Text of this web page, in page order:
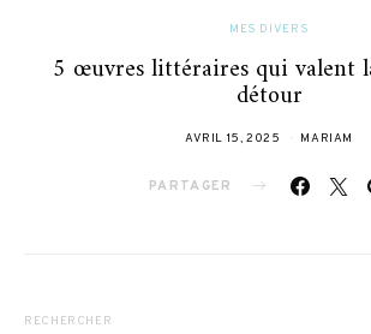
MES DIVERS
5 œuvres littéraires qui valent
détour
AVRIL 15, 2025 MARIAM
PARTAGER
RECHERCHER